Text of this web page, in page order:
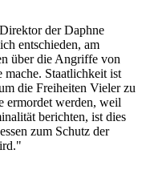
der Daphne
entschieden, am
über die Angriffe von
mache. Staatlichkeit ist
die Freiheiten Vieler zu
ermordet werden, weil
berichten, ist dies
zum Schutz der